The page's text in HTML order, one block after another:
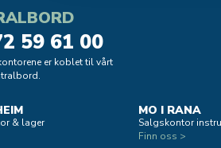
59 61 00
er koblet til vårt
& lager
MO I RANA
Salgskontor
Finn oss >